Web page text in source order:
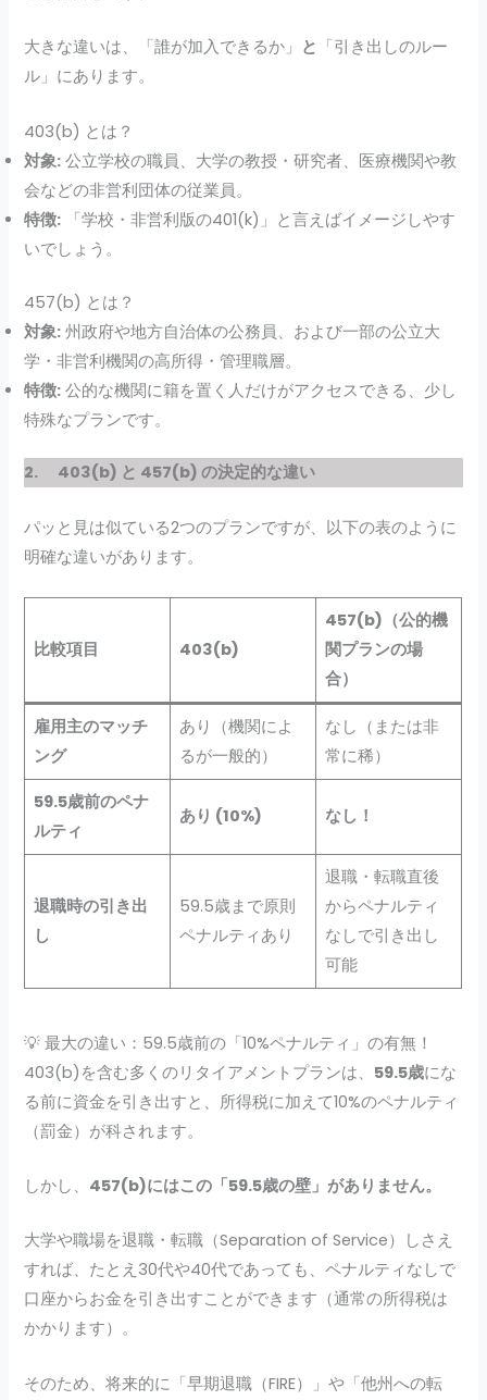
大きな違いは、「誰が加入できるか」 と 「引き出しのルー
ル」にあります。
403(b) とは？
対象: 公立学校の職員、大学の教授・研究者、医療機関や教
会などの非営利団体の従業員。
特徴: 「学校・非営利版の401(k)」と言えばイメージしやす
いでしょう。
457(b) とは？
対象: 州政府や地方自治体の公務員、および一部の公立大
学・非営利機関の高所得・管理職層。
特徴: 公的な機関に籍を置く人だけがアクセスできる、少し
特殊なプランです。
2. 403(b) と 457(b) の決定的な違い
パッと見は似ている2つのプランですが、以下の表のように
明確な違いがあります。
比較項目 403(b)
457(b)（公的機
関プランの場
合）
雇用主のマッチ
ング
あり（機関によ
るが一般的）
なし（または非
常に稀）
59.5歳前のペナ
ルティ
あり (10%) なし！
退職時の引き出
し
59.5歳まで原則
ペナルティあり
退職・転職直後
からペナルティ
なしで引き出し
可能
💡 最大の違い：59.5歳前の「10%ペナルティ」の有無！
403(b)を含む多くのリタイアメントプランは、 59.5歳にな
る前に資金を引き出すと、所得税に加えて10%のペナルティ
（罰金）が科されます。
しかし、 457(b)にはこの「59.5歳の壁」がありません。
大学や職場を退職・転職（Separation of Service）しさえ
すれば、たとえ30代や40代であっても、ペナルティなしで
口座からお金を引き出すことができます（通常の所得税は
かかります）。
そのため、将来的に「早期退職（FIRE）」や「他州への転